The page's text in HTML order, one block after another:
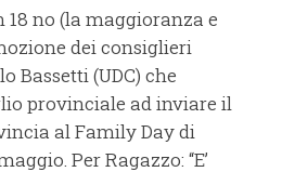
18 no (la maggioranza e
dei consiglieri
Bassetti (UDC) che
provinciale ad inviare il
al Family Day di
Per Ragazzo: “E’